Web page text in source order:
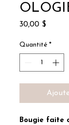
30,00 $Prix
Quantité *
Bougie faite